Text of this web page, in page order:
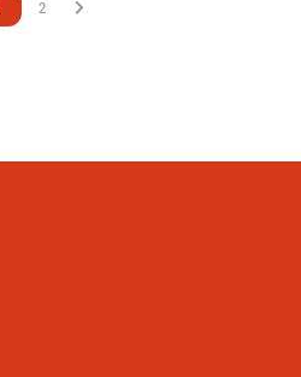
êtes sur la page
Vous êtes sur la page
2